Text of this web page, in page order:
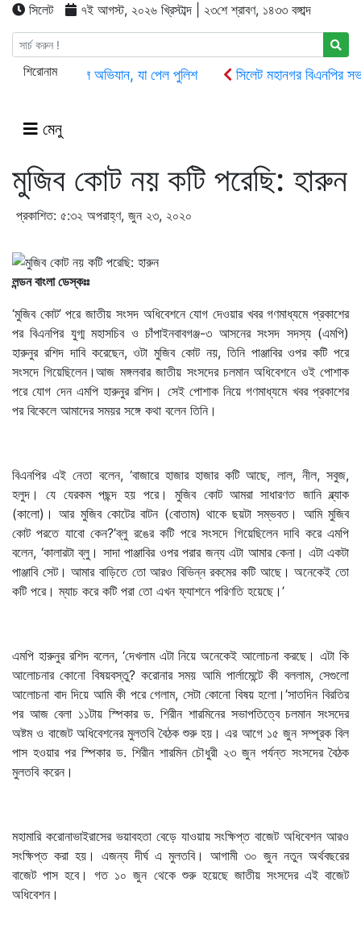
সিলেট ৭ই আগস্ট, ২০২৬ খ্রিস্টাব্দ | ২৩শে শ্রাবণ, ১৪৩৩ বঙ্গাব্দ
শিরোনাম
ক্রাশার মিলে অভিযান, যা পেল পুলিশ
সিলেট মহানগর বিএনপির
নৌকা ডুবিতে ২ জনের মৃতদেহ উদ্ধার, নিখোঁজ আরো ২
মেনু
মুজিব কোট নয় কটি পরেছি: হারুন
প্রকাশিত: ৫:৩২ অপরাহ্ণ, জুন ২৩, ২০২০
লন্ডন বাংলা ডেস্কঃঃ
‘মুজিব কোট’ পরে জাতীয় সংসদ অধিবেশনে যোগ দেওয়ার খবর গণমাধ্যমে প্রকাশের
পর বিএনপির যুগ্ম মহাসচিব ও চাঁপাইনবাবগঞ্জ-৩ আসনের সংসদ সদস্য (এমপি)
হারুনুর রশিদ দাবি করেছেন, ওটা মুজিব কোট নয়, তিনি পাঞ্জাবির ওপর কটি পরে
সংসদে গিয়েছিলেন।আজ মঙ্গলবার জাতীয় সংসদের চলমান অধিবেশনে ওই পোশাক
পরে যোগ দেন এমপি হারুনুর রশিদ। সেই পোশাক নিয়ে গণমাধ্যমে খবর প্রকাশের
পর বিকেলে আমাদের সময়র সঙ্গে কথা বলেন তিনি।
বিএনপির এই নেতা বলেন, ‘বাজারে হাজার হাজার কটি আছে, লাল, নীল, সবুজ,
হলুদ। যে যেরকম পছন্দ হয় পরে। মুজিব কোট আমরা সাধারণত জানি ব্ল্যাক
(কালো)। আর মুজিব কোটের বাটন (বোতাম) থাকে ছয়টা সম্ভবত। আমি মুজিব
কোট পরতে যাবো কেন?’ব্লু রঙের কটি পরে সংসদে গিয়েছিলেন দাবি করে এমপি
বলেন, ‘কালারটা ব্লু। সাদা পাঞ্জাবির ওপর পরার জন্য এটা আমার কেনা। এটা একটা
পাঞ্জাবি সেট। আমার বাড়িতে তো আরও বিভিন্ন রকমের কটি আছে। অনেকেই তো
কটি পরে। ম্যাচ করে কটি পরা তো এখন ফ্যাশনে পরিণতি হয়েছে।’
এমপি হারুনুর রশিদ বলেন, ‘দেখলাম এটা নিয়ে অনেকেই আলোচনা করছে। এটা কি
আলোচনার কোনো বিষয়বস্তু? করোনার সময় আমি পার্লামেন্টে কী বললাম, সেগুলো
আলোচনা বাদ দিয়ে আমি কী পরে গেলাম, সেটা কোনো বিষয় হলো।’সাতদিন বিরতির
পর আজ বেলা ১১টায় স্পিকার ড. শিরীন শারমিনের সভাপতিত্বে চলমান সংসদের
অষ্টম ও বাজেট অধিবেশনের মুলতবি বৈঠক শুরু হয়। এর আগে ১৫ জুন সম্পূরক বিল
পাস হওয়ার পর স্পিকার ড. শিরীন শারমিন চৌধুরী ২৩ জুন পর্যন্ত সংসদের বৈঠক
মুলতবি করেন।
মহামারি করোনাভাইরাসের ভয়াবহতা বেড়ে যাওয়ায় সংক্ষিপ্ত বাজেট অধিবেশন আরও
সংক্ষিপ্ত করা হয়। এজন্য দীর্ঘ এ মুলতবি। আগামী ৩০ জুন নতুন অর্থবছরের
বাজেট পাস হবে। গত ১০ জুন থেকে শুরু হয়েছে জাতীয় সংসদের এই বাজেট
অধিবেশন।